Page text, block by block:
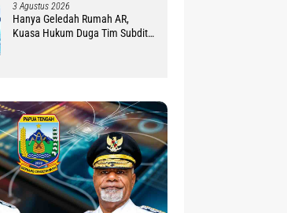
3 Agustus 2026
Hanya Geledah Rumah AR,
Kuasa Hukum Duga Tim Subdit